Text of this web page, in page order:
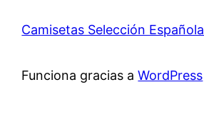
Camisetas Selección Española
Funciona gracias aWordPress